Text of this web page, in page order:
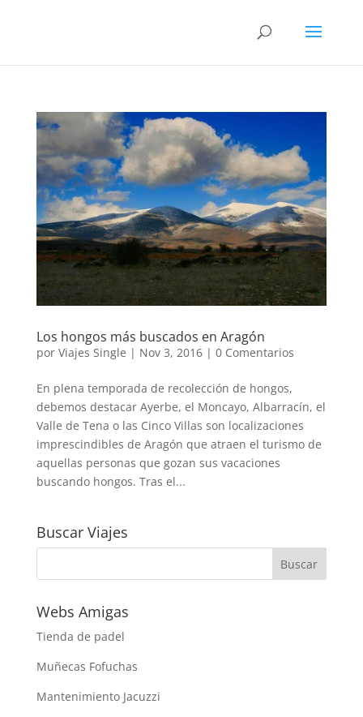
Los hongos más buscados en Aragón
por Viajes Single | Nov 3, 2016| 0 Comentarios
En plena temporada de recolección de hongos,
debemos destacar Ayerbe, el Moncayo, Albarracín, el
Valle de Tena o las Cinco Villas son localizaciones
imprescindibles de Aragón que atraen el turismo de
aquellas personas que gozan sus vacaciones
buscando hongos. Tras el...
Buscar Viajes
Webs Amigas
Tienda de padel
Muñecas Fofuchas
Mantenimiento Jacuzzi